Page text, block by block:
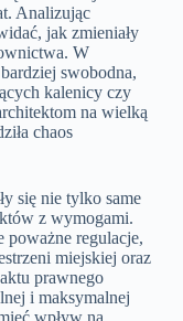
Analizując
jak zmieniały
W
swobodna,
kalenicy czy
na wielką
chaos
się nie tylko same
z wymogami.
poważne regulacje,
miejskiej oraz
prawnego
i maksymalnej